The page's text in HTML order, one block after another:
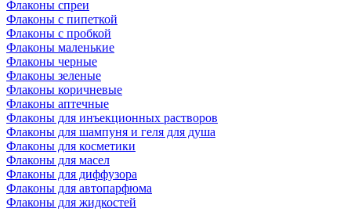
Флаконы cпреи
Флаконы с пипеткой
Флаконы с пробкой
Флаконы маленькие
Флаконы черные
Флаконы зеленые
Флаконы коричневые
Флаконы аптечные
Флаконы для инъекционных растворов
Флаконы для шампуня и геля для душа
Флаконы для косметики
Флаконы для масел
Флаконы для диффузора
Флаконы для автопарфюма
Флаконы для жидкостей